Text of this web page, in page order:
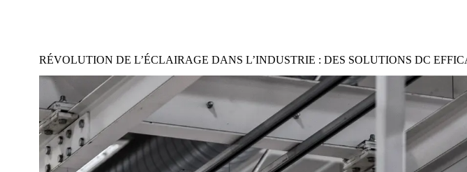
RÉVOLUTION DE L’ÉCLAIRAGE DANS L’INDUSTRIE : DES SOLUTIONS DC